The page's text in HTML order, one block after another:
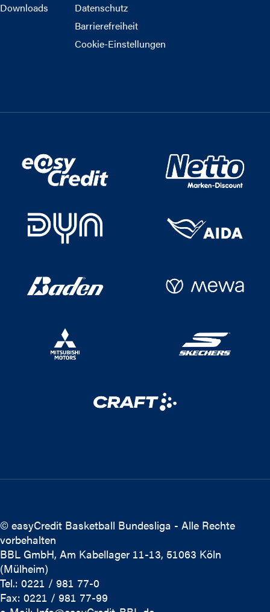
Downloads
Datenschutz
Barrierefreiheit
Cookie-Einstellungen
© easyCredit Basketball Bundesliga - Alle Rechte
vorbehalten
BBL GmbH, Am Kabellager 11-13, 51063 Köln
(Mülheim)
Tel.: 0221 / 981 77-0
Fax: 0221 / 981 77-99